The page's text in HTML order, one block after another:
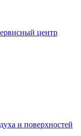
центр
и поверхностей